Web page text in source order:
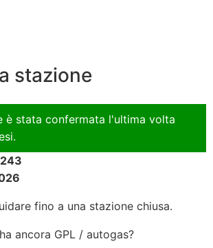
stazione
è stata confermata l'ultima volta
243
fino a una stazione chiusa.
ancora GPL / autogas?